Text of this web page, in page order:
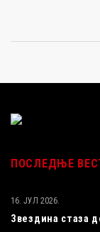
ПОСЛЕДЊЕ
Звездина стаза
16. ЈУЛ 2026.